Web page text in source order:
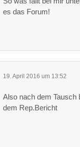
es das Forum!
19. April 2016 um 13:52
Also nach dem Tausch
dem Rep.Bericht